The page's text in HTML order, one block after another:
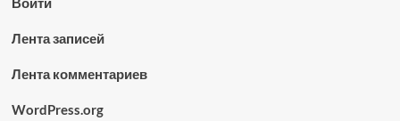
Лента записей
Лента комментариев
WordPress.org